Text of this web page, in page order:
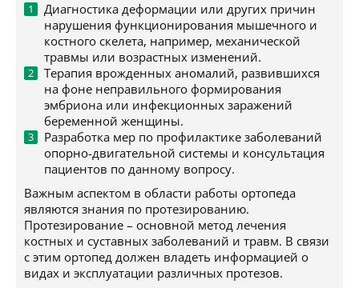
Диагностика деформации или других причин
нарушения функционирования мышечного и
костного скелета, например, механической
травмы или возрастных изменений.
Терапия врожденных аномалий, развившихся
на фоне неправильного формирования
эмбриона или инфекционных заражений
беременной женщины.
Разработка мер по профилактике заболеваний
опорно-двигательной системы и консультация
пациентов по данному вопросу.
Важным аспектом в области работы ортопеда
являются знания по протезированию.
Протезирование – основной метод лечения
костных и суставных заболеваний и травм. В связи
с этим ортопед должен владеть информацией о
видах и эксплуатации различных протезов.